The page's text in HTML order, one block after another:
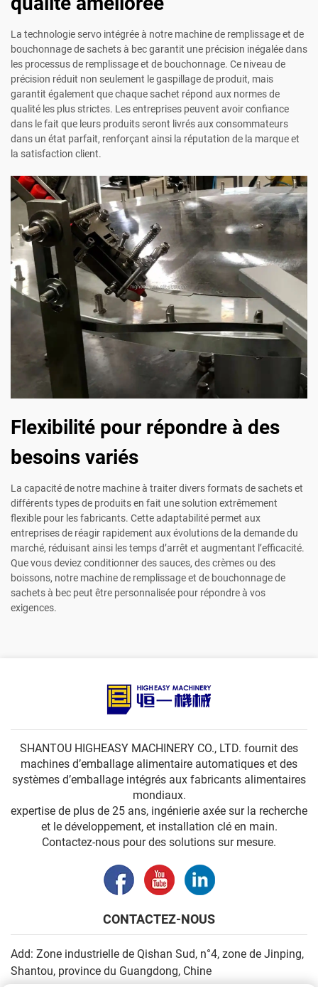
La technologie servo intégrée à notre machine de remplissage et de
bouchonnage de sachets à bec garantit une précision inégalée dans
les processus de remplissage et de bouchonnage. Ce niveau de
précision réduit non seulement le gaspillage de produit, mais
garantit également que chaque sachet répond aux normes de
qualité les plus strictes. Les entreprises peuvent avoir confiance
dans le fait que leurs produits seront livrés aux consommateurs
dans un état parfait, renforçant ainsi la réputation de la marque et
la satisfaction client.
Flexibilité pour répondre à des
besoins variés
La capacité de notre machine à traiter divers formats de sachets et
différents types de produits en fait une solution extrêmement
flexible pour les fabricants. Cette adaptabilité permet aux
entreprises de réagir rapidement aux évolutions de la demande du
marché, réduisant ainsi les temps d’arrêt et augmentant l’efficacité.
Que vous deviez conditionner des sauces, des crèmes ou des
boissons, notre machine de remplissage et de bouchonnage de
sachets à bec peut être personnalisée pour répondre à vos
exigences.
SHANTOU HIGHEASY MACHINERY CO., LTD. fournit des
machines d’emballage alimentaire automatiques et des
systèmes d’emballage intégrés aux fabricants alimentaires
mondiaux.
expertise de plus de 25 ans, ingénierie axée sur la recherche
et le développement, et installation clé en main.
Contactez-nous pour des solutions sur mesure.
CONTACTEZ-NOUS
Add: Zone industrielle de Qishan Sud, n°4, zone de Jinping,
Shantou, province du Guangdong, Chine